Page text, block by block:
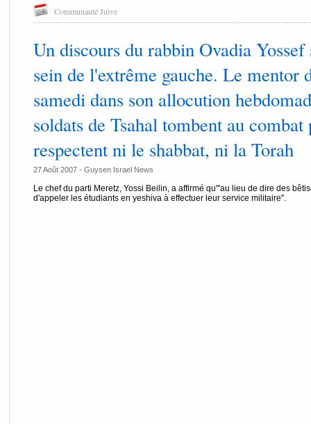
Communauté Juive
Un discours du rabbin Ovadia
sein de l'extrême gauche. Le mentor
samedi dans son allocution
soldats de Tsahal tombent au
respectent ni le shabbat, ni la Torah
27 Août 2007 - Guysen Israel News
Le chef du parti Meretz, Yossi Beilin, a affirmé qu'''au lieu de dire des
d'appeler les étudiants en yeshiva à effectuer leur service militaire''.